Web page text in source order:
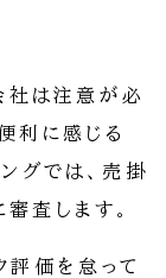
社は注意が必
利に感じる
グでは、売掛
査します。
評価を怠って